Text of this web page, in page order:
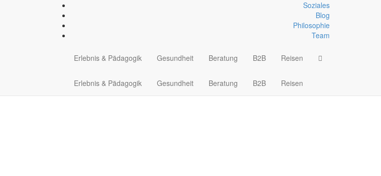
Soziales
Blog
Philosophie
Team
Erlebnis & Pädagogik Gesundheit Beratung B2B Reisen
Erlebnis & Pädagogik Gesundheit Beratung B2B Reisen